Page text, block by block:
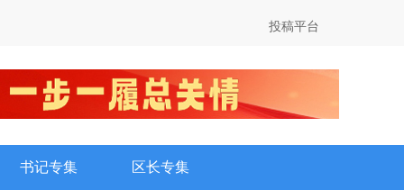
投稿平台
书记专集 区长专集